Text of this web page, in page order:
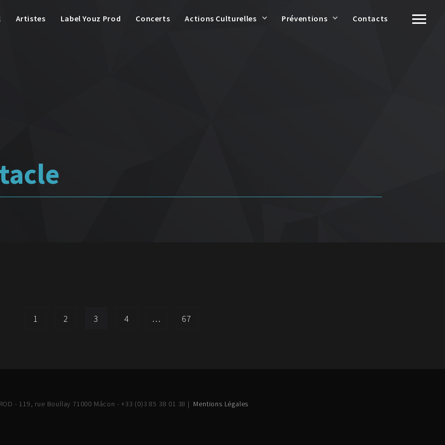
Artistes Label Youz Prod Concerts Actions Culturelles Préventions Contacts
1 2 3 4 … 67
- 119, rue Boullay 71000 Mâcon - +33 (0)3 85 38 01 38 | Mentions Légales